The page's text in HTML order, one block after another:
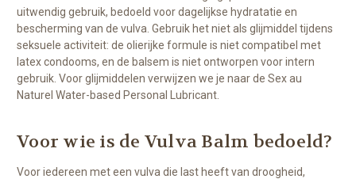
uitwendig gebruik, bedoeld voor dagelijkse hydratatie en
bescherming van de vulva. Gebruik het niet als glijmiddel tijdens
seksuele activiteit: de olierijke formule is niet compatibel met
latex condooms, en de balsem is niet ontworpen voor intern
gebruik. Voor glijmiddelen verwijzen we je naar de Sex au
Naturel Water-based Personal Lubricant.
Voor wie is de Vulva Balm bedoeld?
Voor iedereen met een vulva die last heeft van droogheid,